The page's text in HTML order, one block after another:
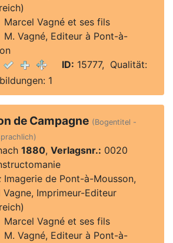
Marcel Vagné et ses fils
M. Vagné, Editeur à Pont-à-
ID: 15777, Qualität:
1
de Campagne (Bogentitel -
1880, Verlagsnr.: 0020
Imagerie de Pont-à-Mousson,
Vagne, Imprimeur-Editeur
Marcel Vagné et ses fils
M. Vagné, Editeur à Pont-à-